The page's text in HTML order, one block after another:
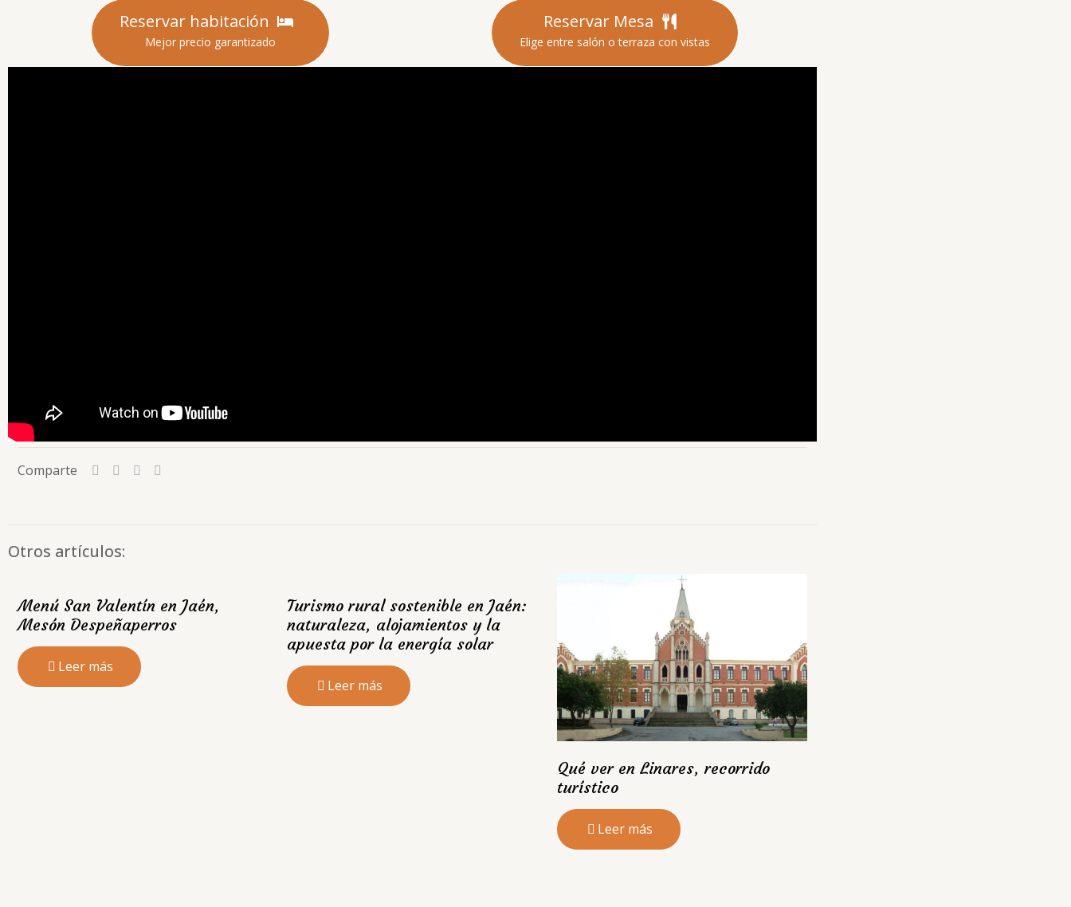
Reservar habitación
Mejor precio garantizado
Reservar Mesa
Elige entre salón o terraza con vistas
Comparte
Otros artículos:
Menú San Valentín en Jaén,
Mesón Despeñaperros
Leer más
Turismo rural sostenible en Jaén:
naturaleza, alojamientos y la
apuesta por la energía solar
Leer más
Qué ver en Linares, recorrido
turístico
Leer más